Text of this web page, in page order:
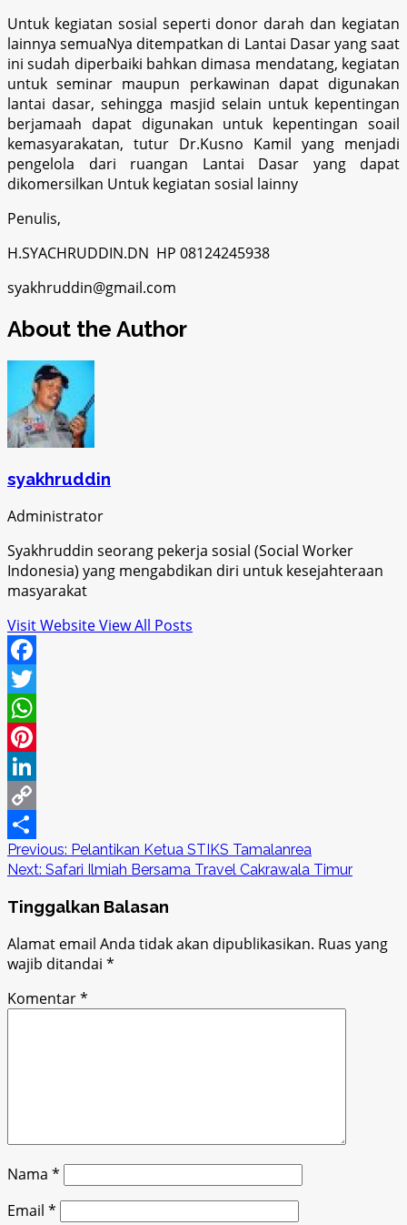
Untuk kegiatan sosial seperti donor darah dan kegiatan
lainnya semuaNya ditempatkan di Lantai Dasar yang saat
ini sudah diperbaiki bahkan dimasa mendatang, kegiatan
untuk seminar maupun perkawinan dapat digunakan
lantai dasar, sehingga masjid selain untuk kepentingan
berjamaah dapat digunakan untuk kepentingan soail
kemasyarakatan, tutur Dr.Kusno Kamil yang menjadi
pengelola dari ruangan Lantai Dasar yang dapat
dikomersilkan Untuk kegiatan sosial lainny
Penulis,
H.SYACHRUDDIN.DN HP 08124245938
syakhruddin@gmail.com
About the Author
syakhruddin
Administrator
Syakhruddin seorang pekerja sosial (Social Worker
Indonesia) yang mengabdikan diri untuk kesejahteraan
masyarakat
Visit WebsiteView All Posts
Facebook
Twitter
WhatsApp
Pinterest
LinkedIn
Copy
Link
Share
Post
navigation
Previous: Pelantikan Ketua STIKS Tamalanrea
Next: Safari Ilmiah Bersama Travel Cakrawala Timur
Tinggalkan Balasan
Alamat email Anda tidak akan dipublikasikan. Ruas yang
wajib ditandai *
Komentar*
Nama *
Email *